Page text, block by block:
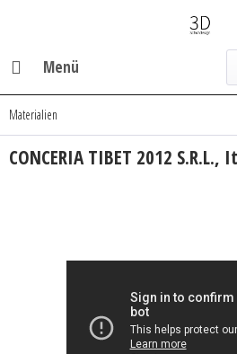
Menü
Materialien
CONCERIA TIBET 2012